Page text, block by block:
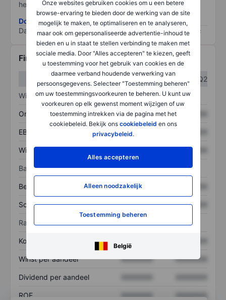
Onze websites gebruiken cookies om u een betere
browse-ervaring te bieden door de werking van de site
mogelijk te maken, te optimaliseren en te analyseren,
maar ook om gepersonaliseerde advertentie-inhoud te
bieden en u in staat te stellen verbinding te maken met
sociale media. Door "Alles accepteren" te kiezen, geeft
u toestemming voor het gebruik van cookies en de
daarmee verband houdende verwerking van
persoonsgegevens. Selecteer "Toestemming beheren"
om uw toestemmingsvoorkeuren te beheren. U kunt uw
voorkeuren op elk gewenst moment wijzigen of uw
toestemming intrekken via de pagina met het
cookiebeleid. Bekijk ons cookiebeleid en ons
privacybeleid.
Alles accepteren
Alleen noodzakelijk
Toestemming beheren
België
het grootste risico).
Download de ESG-risicomethodologie
Data provided by
/
Financiële gegevens
Q2
Winst/verlies
Omzet XXXXXXX XXXXXXX
EBITDA XXXXXXX
Winst XXXXXXX
Balans
Bezittingen XXXXXXX
Schulden XXXXXXX XXXXXXX
Ratio's
Koers/omzetratio
Winst per aandeel XXXXXXX XXXXXXX
Dividend per aandeel
ROE XXXXXXX
XXXXXXX